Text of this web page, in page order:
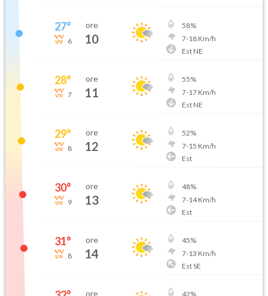
27°
6
ore
10
58%
7-18Km/h
Est NE
28°
7
ore
11
55%
7-17Km/h
Est NE
29°
8
ore
12
52%
7-15 Km/h
Est
30°
9
ore
13
48%
7-14Km/h
Est
31°
8
ore
14
45%
7-13 Km/h
Est SE
ore 42%